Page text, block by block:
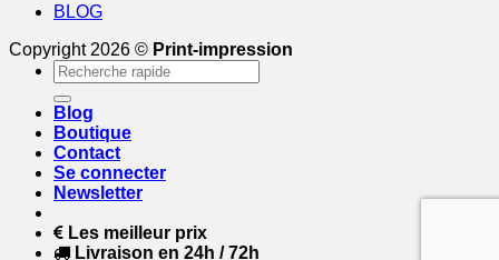
BLOG
Copyright 2026 © Print-impression
Recherche
pour :
Blog
Boutique
Contact
Se connecter
Newsletter
Les meilleur prix
Livraison en 24h / 72h